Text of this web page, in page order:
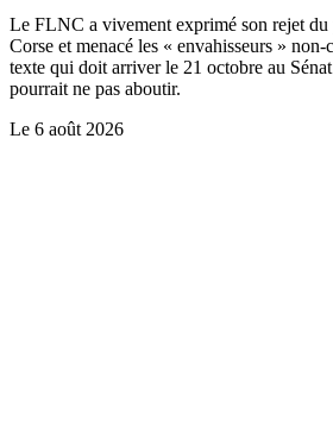
Le FLNC a vivement exprimé son rejet du
Corse et menacé les « envahisseurs »
texte qui doit arriver le 21 octobre au
pourrait ne pas aboutir.
Le 6 août 2026